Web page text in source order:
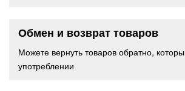
Обмен и возврат товаров
Можете вернуть товаров обратно,
употреблении